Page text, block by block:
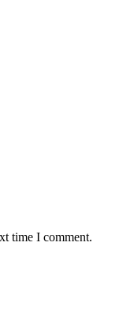
time I comment.